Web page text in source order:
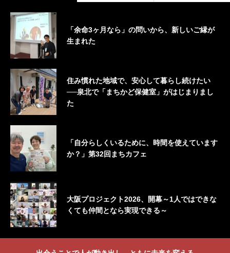
「余命3ヶ月なら」の問いから、新しいご縁が
生まれた
住み慣れた地域で、安心して暮らし続けたい
──泉北で「まちかど保健室」がはじまりまし
た
「自分らしくいるために、時間を使えています
か？」第32回まちカフェ
大阪プロジェクト2026、開幕～1人ではできな
くても仲間となら実現できる～